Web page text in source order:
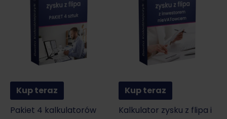
Kup teraz
Pakiet 4 kalkulatorów
Kup teraz
Kalkulator zysku z flipa i